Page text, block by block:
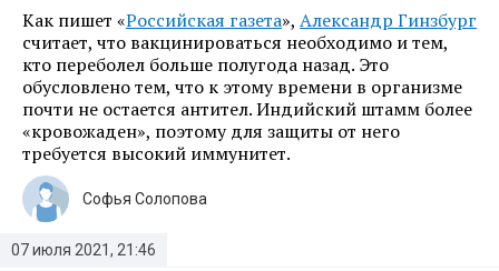
Как пишет «Российская газета», Александр Гинзбург
считает, что вакцинироваться необходимо и тем,
кто переболел больше полугода назад. Это
обусловлено тем, что к этому времени в организме
почти не остается антител. Индийский штамм более
«кровожаден», поэтому для защиты от него
требуется высокий иммунитет.
07 июля 2021, 21:46
Софья Солопова